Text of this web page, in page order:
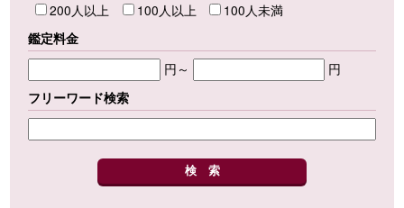
200人以上
100人以上
100人未満
鑑定料金
円～
円
フリーワード検索